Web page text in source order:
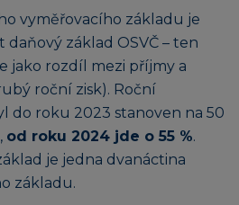
vyměřovacího základu je
základ OSVČ – ten
jako rozdíl mezi příjmy a
roční zisk). Roční
do roku 2023 stanoven na 50
od roku 2024 jde o 55 %.
je jedna dvanáctina
základu.